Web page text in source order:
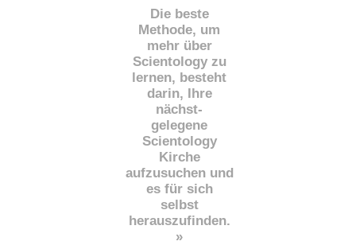
Die beste
Methode, um
mehr über
Scientology zu
lernen, besteht
darin, Ihre
nächst-
gelegene
Scientology
Kirche
aufzusuchen und
es für sich
selbst
herauszufinden.
»